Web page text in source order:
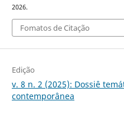
2026.
Fomatos de Citação
Edição
v. 8 n. 2 (2025): Dossiê
contemporânea